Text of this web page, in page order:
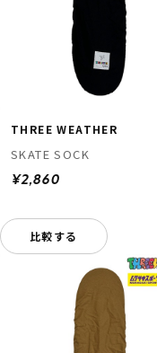
THREE WEATHER
SKATE SOCK
¥2,860
比較する